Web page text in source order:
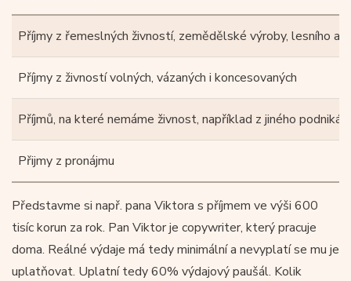
Příjmy z řemeslných živností, zemědělské výroby, lesního a
Příjmy z živností volných, vázaných i koncesovaných
Příjmů, na které nemáme živnost, například z jiného
Přijmy z pronájmu
Představme si např. pana Viktora s příjmem ve výši 600
tisíc korun za rok. Pan Viktor je copywriter, který pracuje
doma. Reálné výdaje má tedy minimální a nevyplatí se mu je
uplatňovat. Uplatní tedy 60% výdajový paušál. Kolik